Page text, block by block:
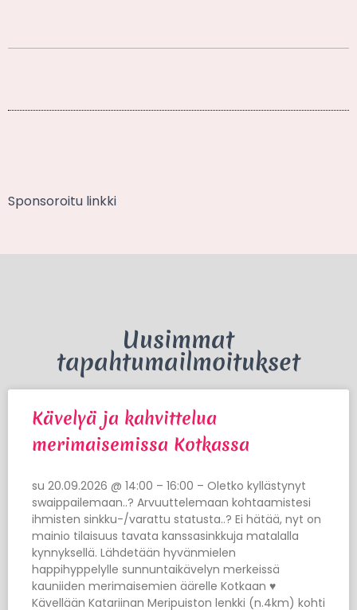
Sponsoroitu linkki
Uusimmat
tapahtumailmoitukset
Kävelyä ja kahvittelua
merimaisemissa Kotkassa
su 20.09.2026 @ 14:00 – 16:00 – Oletko kyllästynyt
swaippailemaan..? Arvuuttelemaan kohtaamistesi
ihmisten sinkku-/varattu statusta..? Ei hätää, nyt on
mainio tilaisuus tavata kanssasinkkuja matalalla
kynnyksellä. Lähdetään hyvänmielen
happihyppelylle sunnuntaikävelyn merkeissä
kauniiden merimaisemien äärelle Kotkaan ♥
Kävellään Katariinan Meripuiston lenkki (n.4km) kohti